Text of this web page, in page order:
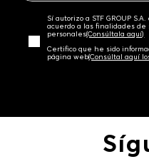
Sí autorizo a STF GROUP
acuerdo a las finalidades
personales‎(Consúltala aquí)
Certifico que he sido
página web‎(Consúltal aquí